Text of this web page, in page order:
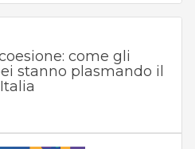
come gli
stanno plasmando il